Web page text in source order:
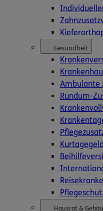
Gesundheit
Ambulante
Rundum-
Hausrat &
Zahnversicherungen
Kfz-Versicherung
Krankenversicherung
Versicherungen für
Versicherungen für
Hilfe & Services